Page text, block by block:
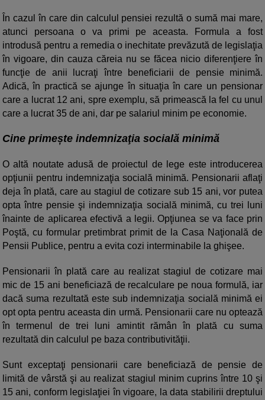
În cazul în care din calculul pensiei rezultă o sumă mai mare,
atunci persoana o va primi pe aceasta. Formula a fost
introdusă pentru a remedia o inechitate prevăzută de legislaţia
în vigoare, din cauza căreia nu se făcea nicio diferenţiere în
funcţie de anii lucraţi între beneficiarii de pensie minimă.
Adică, în practică se ajunge în situaţia în care un pensionar
care a lucrat 12 ani, spre exemplu, să primească la fel cu unul
care a lucrat 35 de ani, dar pe salariul minim pe economie.
Cine primește indemnizaţia socială minimă
O altă noutate adusă de proiectul de lege este introducerea
opţiunii pentru indemnizaţia socială minimă. Pensionarii aflaţi
deja în plată, care au stagiul de cotizare sub 15 ani, vor putea
opta între pensie şi indemnizaţia socială minimă, cu trei luni
înainte de aplicarea efectivă a legii. Opţiunea se va face prin
Poştă, cu formular pretimbrat primit de la Casa Naţională de
Pensii Publice, pentru a evita cozi interminabile la ghişee.
Pensionarii în plată care au realizat stagiul de cotizare mai
mic de 15 ani beneficiază de recalculare pe noua formulă, iar
dacă suma rezultată este sub indemnizaţia socială minimă ei
opt opta pentru aceasta din urmă. Pensionarii care nu optează
în termenul de trei luni amintit rămân în plată cu suma
rezultată din calculul pe baza contributivităţii.
Sunt exceptaţi pensionarii care beneficiază de pensie de
limită de vârstă şi au realizat stagiul minim cuprins între 10 şi
15 ani, conform legislaţiei în vigoare, la data stabilirii dreptului